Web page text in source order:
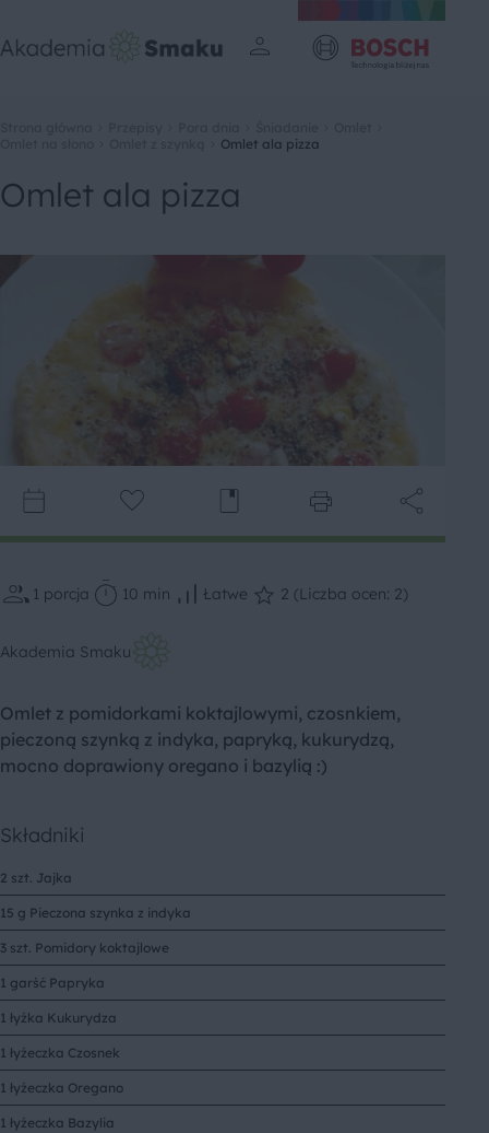
Omlet ala pizza
Omlet ala pizza
1 porcja 10 min Łatwe 2 (Liczba ocen: 2)
Akademia Smaku
Omlet z pomidorkami koktajlowymi, czosnkiem,
pieczoną szynką z indyka, papryką, kukurydzą,
mocno doprawiony oregano i bazylią :)
Składniki
2 szt. Jajka
15 g Pieczona szynka z indyka
3 szt. Pomidory koktajlowe
1 garść Papryka
1 łyżka Kukurydza
1 łyżeczka Czosnek
1 łyżeczka Oregano
1 łyżeczka Bazylia